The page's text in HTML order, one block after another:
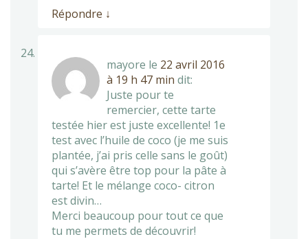
Répondre ↓
mayore le 22 avril 2016
à 19 h 47 min dit:
Juste pour te
remercier, cette tarte
testée hier est juste excellente! 1e
test avec l’huile de coco (je me suis
plantée, j’ai pris celle sans le goût)
qui s’avère être top pour la pâte à
tarte! Et le mélange coco- citron
est divin…
Merci beaucoup pour tout ce que
tu me permets de découvrir!